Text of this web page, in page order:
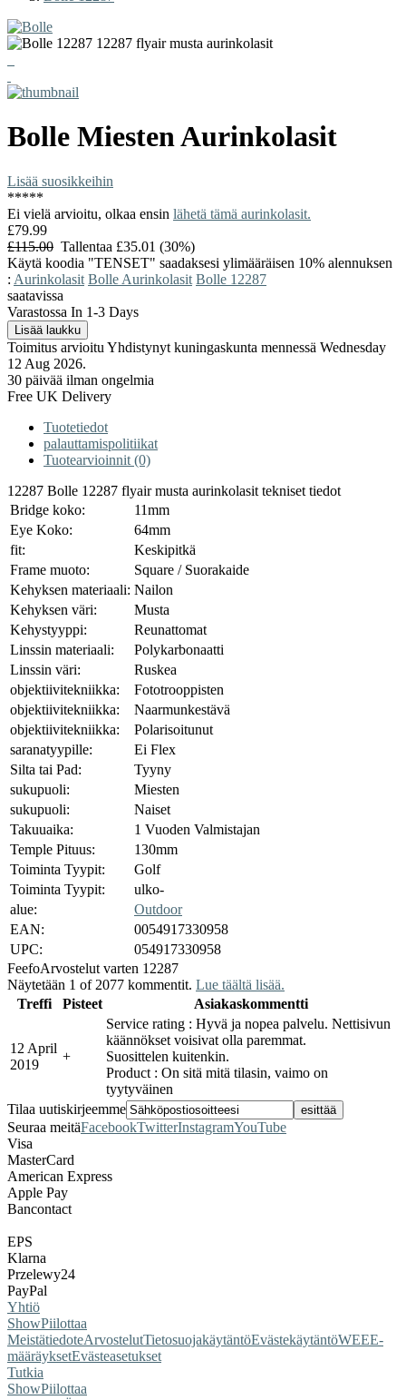
Bolle Miesten Aurinkolasit
Lisää suosikkeihin
*****
Ei vielä arvioitu, olkaa ensin lähetä tämä aurinkolasit.
£79.99
£115.00 Tallentaa £35.01 (30%)
Käytä koodia "TENSET" saadaksesi ylimääräisen 10% alennuksen
: Aurinkolasit Bolle Aurinkolasit Bolle 12287
saatavissa
Varastossa In 1-3 Days
Toimitus arvioitu Yhdistynyt kuningaskunta mennessä Wednesday
12 Aug 2026.
30 päivää ilman ongelmia
Free UK Delivery
Tuotetiedot
palauttamispolitiikat
Tuotearvioinnit (0)
12287 Bolle 12287 flyair musta aurinkolasit tekniset tiedot
Bridge koko:
11mm
Eye Koko:
64mm
fit:
Keskipitkä
Frame muoto:
Square / Suorakaide
Kehyksen materiaali: Nailon
Kehyksen väri:
Musta
Kehystyyppi:
Reunattomat
Linssin materiaali:
Polykarbonaatti
Linssin väri:
Ruskea
objektiivitekniikka:
Fototrooppisten
objektiivitekniikka:
Naarmunkestävä
objektiivitekniikka:
Polarisoitunut
saranatyypille:
Ei Flex
Silta tai Pad:
Tyyny
sukupuoli:
Miesten
sukupuoli:
Naiset
Takuuaika:
1 Vuoden Valmistajan
Temple Pituus:
130mm
Toiminta Tyypit:
Golf
Toiminta Tyypit:
ulko-
alue:
Outdoor
EAN:
0054917330958
UPC:
054917330958
FeefoArvostelut varten 12287
Näytetään 1 of 2077 kommentit. Lue täältä lisää.
Treffi
Pisteet Asiakaskommentti
12 April
2019
+
Service rating : Hyvä ja nopea palvelu. Nettisivun
käännökset voisivat olla paremmat.
Suosittelen kuitenkin.
Product : On sitä mitä tilasin, vaimo on
tyytyväinen
Tilaa uutiskirjeemme
Seuraa meitäFacebookTwitterInstagramYouTube
Visa
MasterCard
American Express
Apple Pay
Bancontact
EPS
Klarna
Przelewy24
PayPal
Yhtiö
ShowPiilottaa
MeistätiedoteArvostelutTietosuojakäytäntöEvästekäytäntöWEEE-
määräyksetEvästeasetukset
Tutkia
ShowPiilottaa